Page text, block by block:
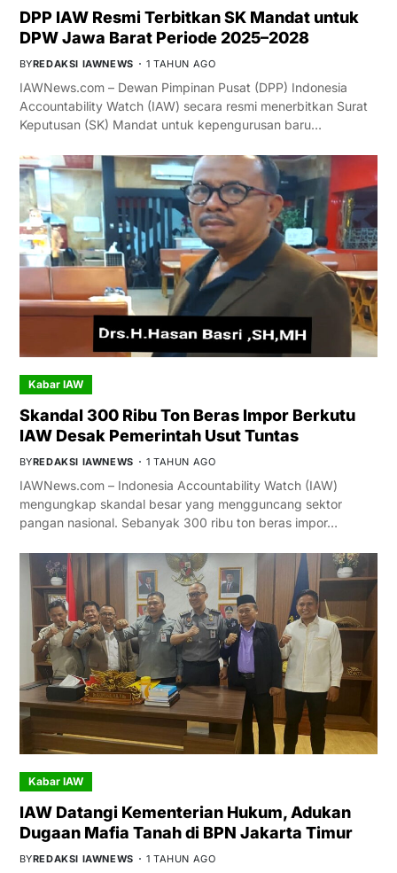
DPP IAW Resmi Terbitkan SK Mandat untuk
DPW Jawa Barat Periode 2025–2028
BYREDAKSI IAWNEWS 1 TAHUN AGO
IAWNews.com – Dewan Pimpinan Pusat (DPP) Indonesia
Accountability Watch (IAW) secara resmi menerbitkan Surat
Keputusan (SK) Mandat untuk kepengurusan baru…
Kabar IAW
Skandal 300 Ribu Ton Beras Impor Berkutu
IAW Desak Pemerintah Usut Tuntas
BYREDAKSI IAWNEWS 1 TAHUN AGO
IAWNews.com – Indonesia Accountability Watch (IAW)
mengungkap skandal besar yang mengguncang sektor
pangan nasional. Sebanyak 300 ribu ton beras impor…
Kabar IAW
IAW Datangi Kementerian Hukum, Adukan
Dugaan Mafia Tanah di BPN Jakarta Timur
BYREDAKSI IAWNEWS 1 TAHUN AGO